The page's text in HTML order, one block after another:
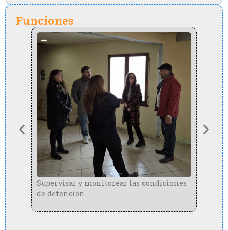
Funciones
Supervisar y monitorear las condiciones
de detención.
la
de